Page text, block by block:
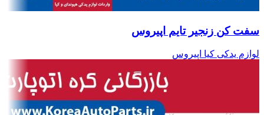
سفت کن زنجیر تایم اپیروس
لوازم یدکی کیا اپیروس